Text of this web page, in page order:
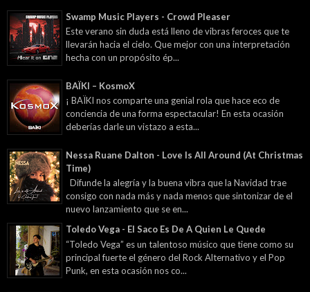
Swamp Music Players - Crowd Pleaser
Este verano sin duda está lleno de vibras feroces que te
llevarán hacia el cielo. Que mejor con una interpretación
hecha con un propósito ép...
BAÏKI – KosmoX
¡ BAÏKI nos comparte una genial rola que hace eco de
conciencia de una forma espectacular! En esta ocasión
deberías darle un vistazo a esta...
Nessa Ruane Dalton - Love Is All Around (At Christmas
Time)
Difunde la alegría y la buena vibra que la Navidad trae
consigo con nada más y nada menos que sintonizar de el
nuevo lanzamiento que se en...
Toledo Vega - El Saco Es De A Quien Le Quede
“Toledo Vega” es un talentoso músico que tiene como su
principal fuerte el género del Rock Alternativo y el Pop
Punk, en esta ocasión nos co...